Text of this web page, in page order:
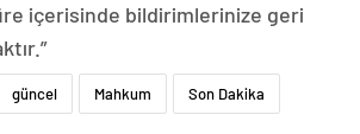
içerisinde bildirimlerinize geri
güncel Mahkum Son Dakika